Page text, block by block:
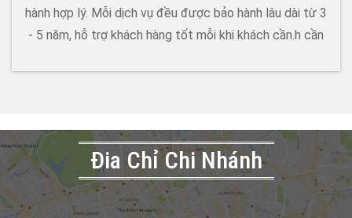
hành hợp lý. Mỗi dịch vụ đều được bảo hành lâu dài từ 3
- 5 năm, hỗ trợ khách hàng tốt mỗi khi khách cần.h cần
Đia Chỉ Chi Nhánh